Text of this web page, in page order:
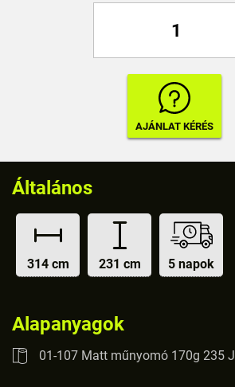
Általános
314 cm 231 cm 5 napok
Alapanyagok
01-107 Matt műnyomó 170g 235 J